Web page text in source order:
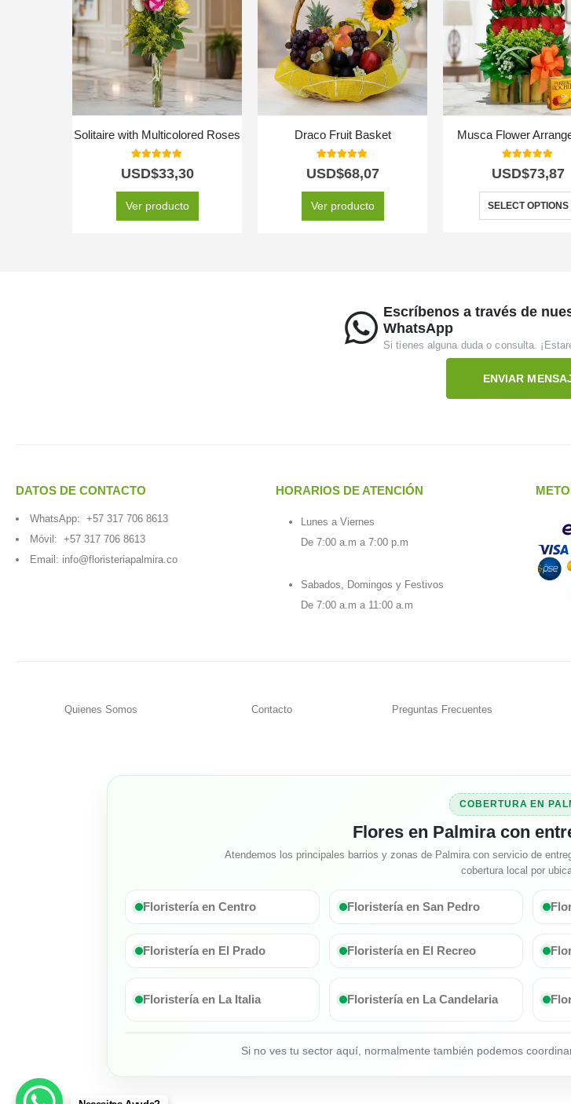
Solitaire with Multicolored Roses
out of 5
USD$33,30
Ver producto
Draco Fruit Basket
out of 5
USD$68,07
Ver producto
Musca Flower
out of 5
USD$73,87
SELECT OPTIONS
Escríbenos a través de
WhatsApp
Si tienes alguna duda o consulta.
ENVIAR
DATOS DE CONTACTO
WhatsApp: +57 317 706 8613
Móvil: +57 317 706 8613
Email: info@floristeriapalmira.co
HORARIOS DE ATENCIÓN
Lunes a Viernes
De 7:00 a.m a 7:00 p.m
Sabados, Domingos y Festivos
De 7:00 a.m a 11:00 a.m
Quienes Somos Contacto Preguntas Frecuentes
COBERTURA EN
Flores en Palmira con
Atendemos los principales barrios y zonas de Palmira con servicio de
cobertura local por
Floristería en Centro Floristería en San Pedro
Floristería en El Prado Floristería en El Recreo
Floristería en La Italia Floristería en La Candelaria
Si no ves tu sector aquí, normalmente también podemos